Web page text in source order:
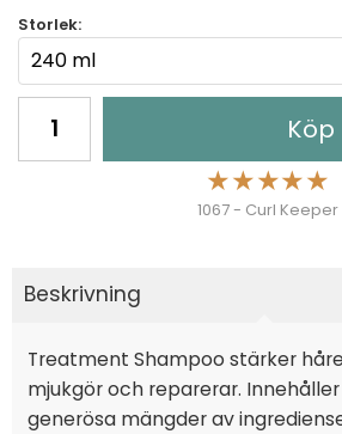
Storlek:
Köp
★★★★★
1067 - Curl Keeper
Beskrivning
Treatment Shampoo stärker
mjukgör och reparerar. Innehåller
generösa mängder av